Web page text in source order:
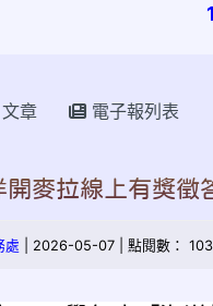
章 電子報列表
開麥拉線上有獎徵
處 | 2026-05-07 | 點閱數： 103